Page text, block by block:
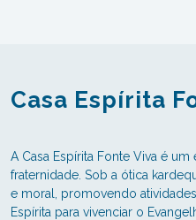
Casa Espírita
A Casa Espírita Fonte Viva é
fraternidade. Sob a ótica
e moral, promovendo
Espírita para vivenciar o